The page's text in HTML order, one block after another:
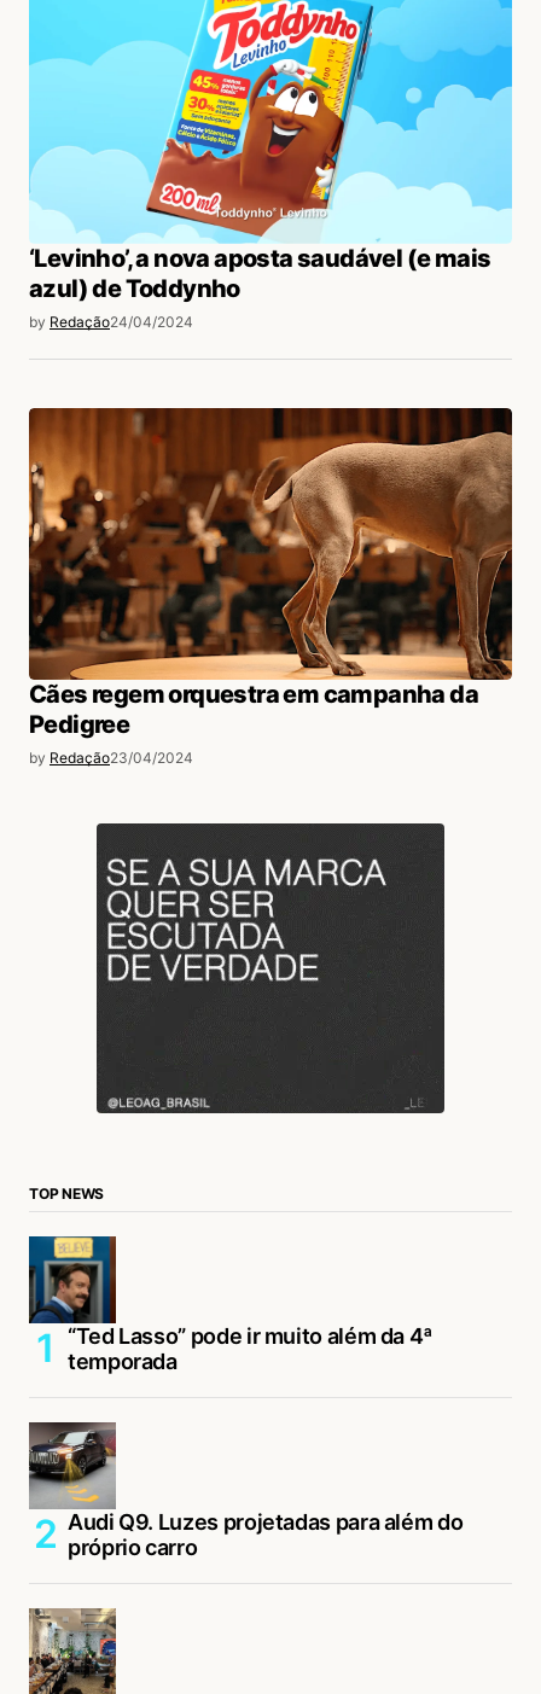
‘Levinho’, a nova aposta saudável (e mais
azul) de Toddynho
by Redação24/04/2024
Cães regem orquestra em campanha da
Pedigree
by Redação23/04/2024
TOP NEWS
“Ted Lasso” pode ir muito além da 4ª
temporada
Audi Q9. Luzes projetadas para além do
próprio carro